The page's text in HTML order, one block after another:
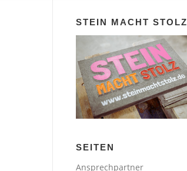
STEIN MACHT STOLZ
SEITEN
Ansprechpartner